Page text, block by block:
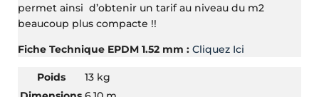
permet ainsi d’obtenir un tarif au niveau du m2
beaucoup plus compacte !!
Fiche Technique EPDM 1.52 mm :Cliquez Ici
Poids
13 kg